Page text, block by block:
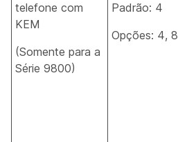
telefone com
KEM
(Somente para a
Série 9800)
Padrão: 4
Opções: 4, 8